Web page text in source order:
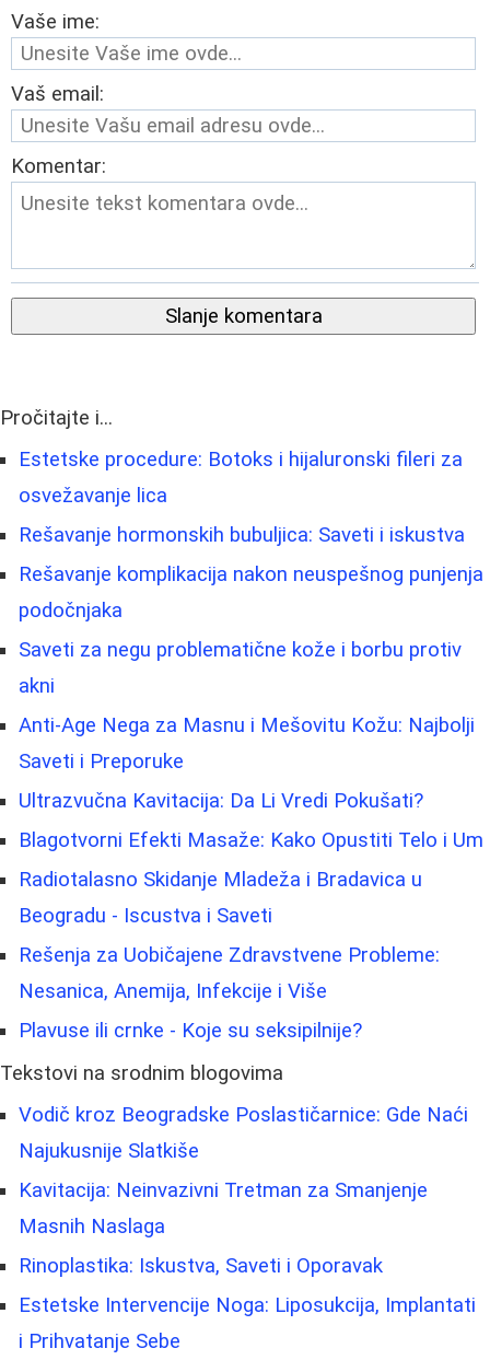
Vaše ime:
Vaš email:
Komentar:
Slanje komentara
Pročitajte i...
Estetske procedure: Botoks i hijaluronski fileri za
osvežavanje lica
Rešavanje hormonskih bubuljica: Saveti i iskustva
Rešavanje komplikacija nakon neuspešnog punjenja
podočnjaka
Saveti za negu problematične kože i borbu protiv
akni
Anti-Age Nega za Masnu i Mešovitu Kožu: Najbolji
Saveti i Preporuke
Ultrazvučna Kavitacija: Da Li Vredi Pokušati?
Blagotvorni Efekti Masaže: Kako Opustiti Telo i Um
Radiotalasno Skidanje Mladeža i Bradavica u
Beogradu - Iscustva i Saveti
Rešenja za Uobičajene Zdravstvene Probleme:
Nesanica, Anemija, Infekcije i Više
Plavuse ili crnke - Koje su seksipilnije?
Tekstovi na srodnim blogovima
Vodič kroz Beogradske Poslastičarnice: Gde Naći
Najukusnije Slatkiše
Kavitacija: Neinvazivni Tretman za Smanjenje
Masnih Naslaga
Rinoplastika: Iskustva, Saveti i Oporavak
Estetske Intervencije Noga: Liposukcija, Implantati
i Prihvatanje Sebe